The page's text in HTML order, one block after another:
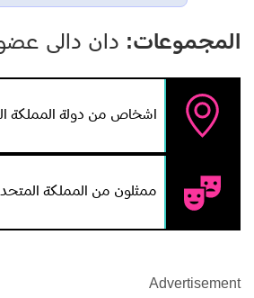
المجموعات: دان دالى
اشخاص من دولة المملكة
ممثلون من المملكة
Advertisement